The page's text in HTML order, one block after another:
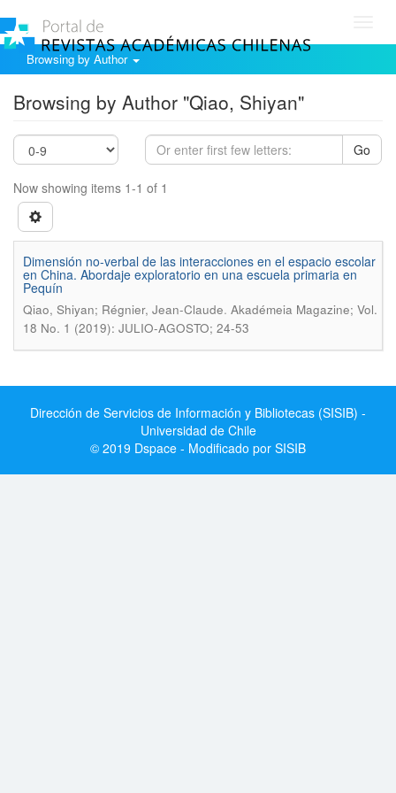
Browsing by Author
Browsing by Author "Qiao, Shiyan"
Go
Now showing items 1-1 of 1
Dimensión no-verbal de las interacciones en el espacio escolar
en China. Abordaje exploratorio en una escuela primaria en
Pequín
Qiao, Shiyan; Régnier, Jean-Claude. Akadémeia Magazine; Vol.
18 No. 1 (2019): JULIO-AGOSTO; 24-53
Dirección de Servicios de Información y Bibliotecas (SISIB) -
Universidad de Chile
© 2019 Dspace - Modificado por SISIB